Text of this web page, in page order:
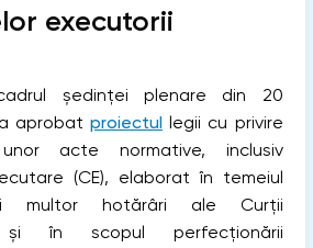
executorii
ședinței plenare din 20
aprobatproiectul legii cu privire
acte normative, inclusiv
(CE), elaborat în temeiul
multor hotărâri ale Curții
și în scopul perfecționării